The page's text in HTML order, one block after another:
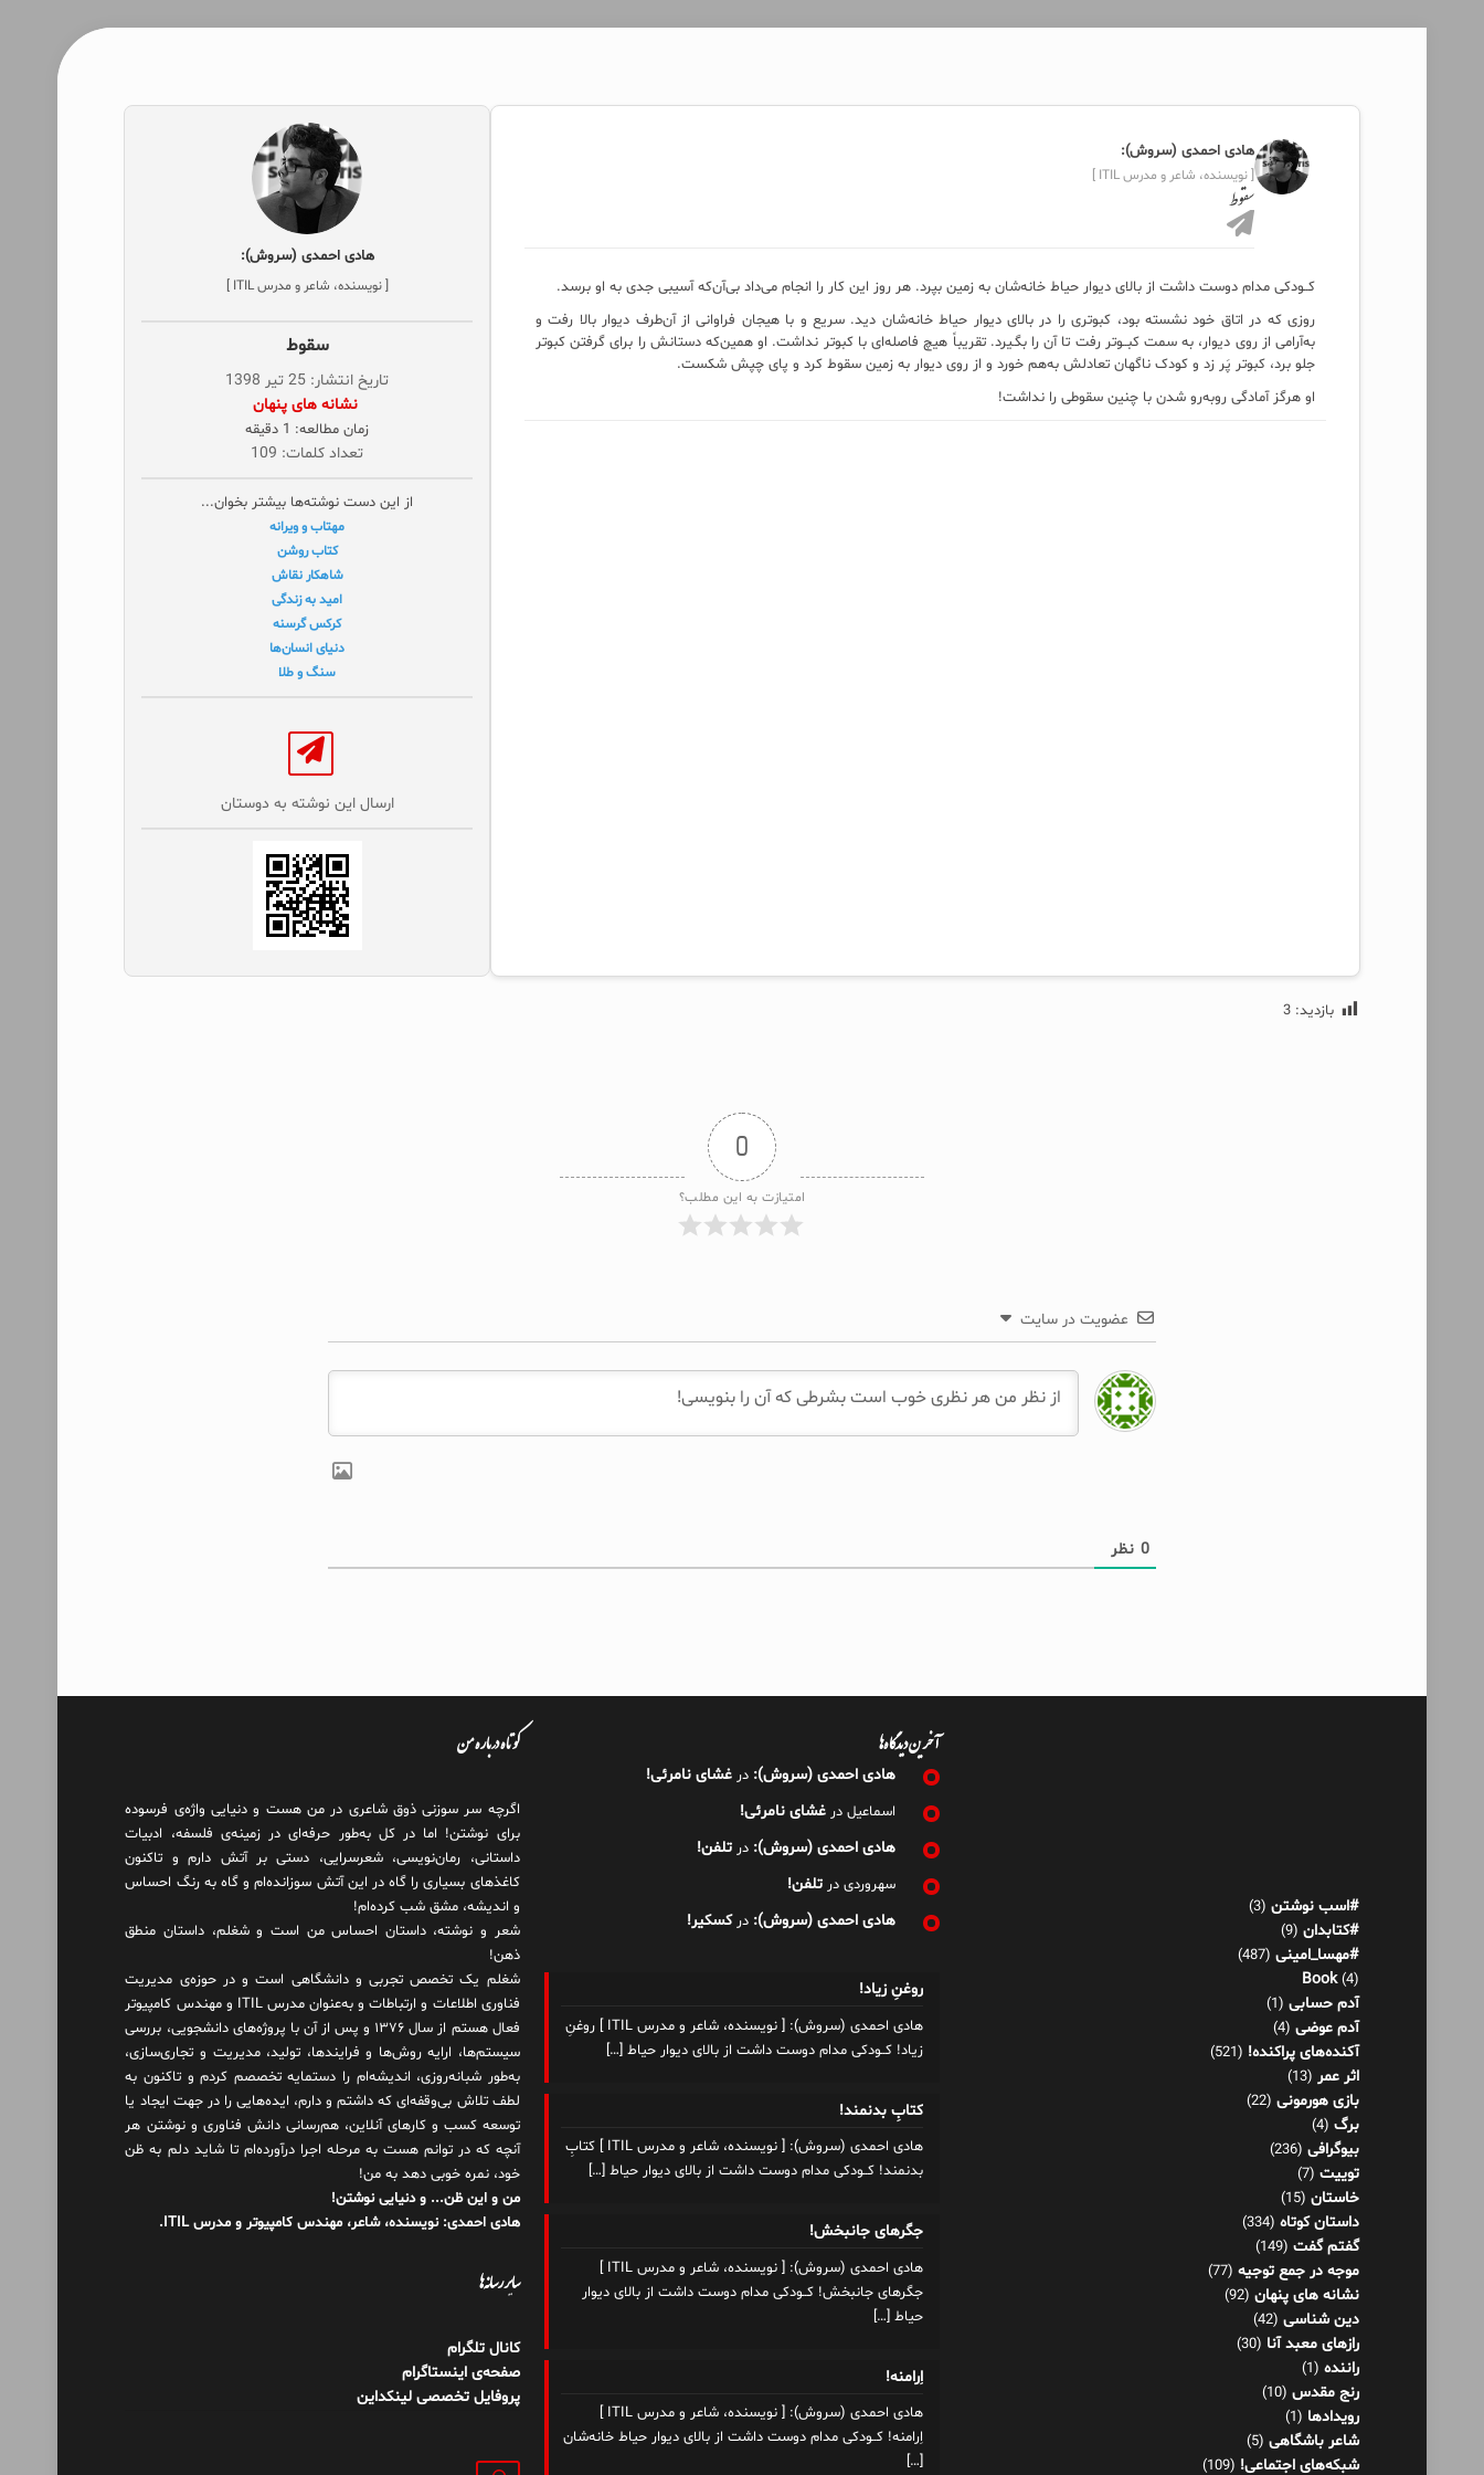
هادی احمدی (سروش):
[ نویسنده، شاعر و مدرس ITIL ]
سقوط
کــودکی مدام دوست داشت از بالای دیوار حیاط خانه​‌شان به زمین بپرد. هر روز این کار را انجام می‌داد بی‌آن‌که آسیبی جدی به او برسد.
روزی که در اتاق خود نشسته بود، کبوتری را در بالای دیوار حیاط خانه‌شان دید. سریع و با هیجان فراوانی از آن‌طرف دیوار بالا رفت و
به‌آرامی‌ از روی دیوار، به سمت کبــوتر رفت تا آن را بگـیرد. تقریباً هیچ فاصله‌ای با کبوتر نداشت. او همین‌که دستانش را برای گرفتن کبوتر
جلو برد، کبوتر پَر زد و کودک ناگهان تعادلش به‌هم خورد و از روی دیوار به زمین سقوط کرد و پای چپش شکست.
او هرگز آمادگی روبه‌رو شدن با چنین سقوطی را نداشت!
هادی احمدی (سروش):
[ نویسنده، شاعر و مدرس ITIL ]
سقوط
تاریخ انتشار: 25 تیر 1398
‌ نشانه های پنهان
زمان مطالعه: 1 دقیقه
تعداد کلمات: 109
از این دست نوشته‌ها بیشتر بخوان...
مهتاب و ویرانه
کتاب روشن
شاهکار نقاش
امید به زندگی
کرکس گرسنه
دنیای انسان‌ها
سنگ و طلا
ارسال این نوشته به دوستان‌
بازدید: 3
0
امتیازت به این مطلب؟
عضویت در سایت
0نظر
آکنده‌های پراکنده!
اثر عمر(13)
بازی هورمونی(22)
برگ(4)
بیوگرافی(236)
توییت(7)
خاستان(15)
داستان کوتاه
گفتم گفت(149)
موجه در جمع توجیه
نشانه های پنهان
دین شناسی
رازهای معبد آنا
راننده(1)
رنج مقدس (10)
رویدادها (1)
شاعر باشگاهی(5)
شبکه‌های اجتماعی!
شرنامه(26)
فلسفه(125)
فناوری اطلاعات(8)
کار و موفقیت
کاریکلماتور(79)
گفتاورد(48)
آخرین دیدگاه‌ها
هادی احمدی (سروش): درغشای نامرئی!
اسماعیل درغشای نامرئی!
هادی احمدی (سروش): درتلفن!
سهروردی درتلفن!
هادی احمدی (سروش): درکسکیر!
روغنِ زیاد!
هادی احمدی (سروش): [ نویسنده، شاعر و مدرس ITIL ] روغنِ
زیاد! کــودکی مدام دوست داشت از بالای دیوار حیاط […]
کتابِ بدنمند!
هادی احمدی (سروش): [ نویسنده، شاعر و مدرس ITIL ] کتابِ
بدنمند! کــودکی مدام دوست داشت از بالای دیوار حیاط […]
جگرهای جانبخش!
هادی احمدی (سروش): [ نویسنده، شاعر و مدرس ITIL ]
جگرهای جانبخش! کــودکی مدام دوست داشت از بالای دیوار
حیاط […]
اِرامنه!
هادی احمدی (سروش): [ نویسنده، شاعر و مدرس ITIL ]
اِرامنه! کــودکی مدام دوست داشت از بالای دیوار حیاط خانه​‌شان
[…]
کوتاه درباره من
اگرچه سر سوزنی ذوق شاعری در من هست و دنیایی واژه‌‌ی فرسوده
برای نوشتن! اما در کل به‌طور حرفه‌ای در زمینه‌ی فلسفه، ادبیات
داستانی، رمان‌نویسی، شعرسرایی، دستی بر آتش دارم و تاکنون
کاغذهای بسیاری را گاه در این آتش سوزانده‌ام و گاه به رنگ احساس
و اندیشه، مشق شب کرده‌ام!
شعر و نوشته، داستان احساس من است و شغلم، داستان منطق
ذهن!
شغلم یک تخصص تجربی و دانشگاهی است و در حوزه‌ی مدیریت
فناوری اطلاعات و ارتباطات و به‌عنوان مدرس ITIL و مهندس کامپیوتر
فعال هستم از سال ۱۳۷۶ و پس از آن با پروژه‌های دانشجویی، بررسی
سیستم‌ها، ارایه روش‌ها و فرایندها، تولید، مدیریت و تجاری‌سازی،
به‌طور شبانه‌روزی، اندیشه‌ام را دستمایه تخصصم کردم و تاکنون به
لطف تلاش بی‌وقفه‌ای که داشتم و دارم، اید‌ه‌هایی را در جهت ایجاد یا
توسعه کسب و کارهای آنلاین، هم‌رسانی دانش فناوری و نوشتن هر
آنچه که در توانم هست به مرحله اجرا درآورده‌ام تا شاید دلم به ظن
خود، نمره خوبی دهد به من!
من و این ظن... و دنیایی نوشتن!
هادی احمدی: نویسنده، شاعر، مهندس کامپیوتر و مدرس ITIL.
سایر رسانه‌ها
کانال تلگرام
صفحه‌ی اینستاگرام
پروفایل تخصصی لینکداین